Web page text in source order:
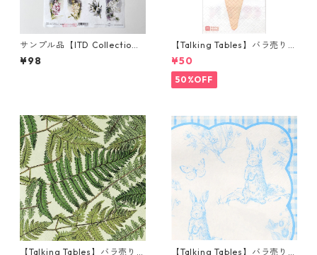
サンプル品【ITD Collectio
n】A4サイズ ライスペーパー
R1980 デコパージュ
¥98
【Talking Tables】バラ売り1
枚 ランチサイズ ペーパーナプ
キン WE LOVE ICE CREAM ホ
ワイト
¥50
50%OFF
【Talking Tables】バラ売り1
【Talking Tables】バラ売り1